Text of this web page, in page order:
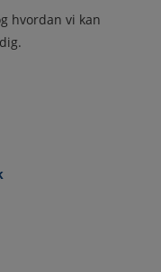
hvordan vi kan